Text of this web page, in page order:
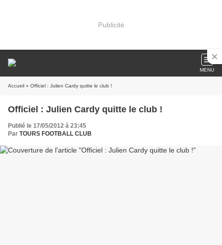
Publicité
MENU
Accueil » Officiel : Julien Cardy quitte le club !
Officiel : Julien Cardy quitte le club !
Publié le 17/05/2012 à 23:45
Par TOURS FOOTBALL CLUB